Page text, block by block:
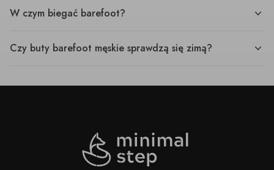
W czym biegać barefoot?
Czy buty barefoot męskie sprawdzą się zimą?